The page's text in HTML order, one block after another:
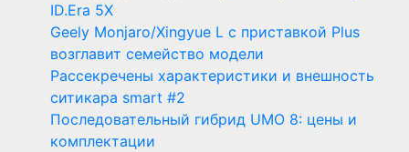
ID.Era 5X
Geely Monjaro/Xingyue L с приставкой Plus
возглавит семейство модели
Рассекречены характеристики и внешность
ситикара smart #2
Последовательный гибрид UMO 8: цены и
комплектации